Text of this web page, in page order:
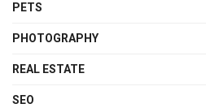
PETS
PHOTOGRAPHY
REAL ESTATE
SEO